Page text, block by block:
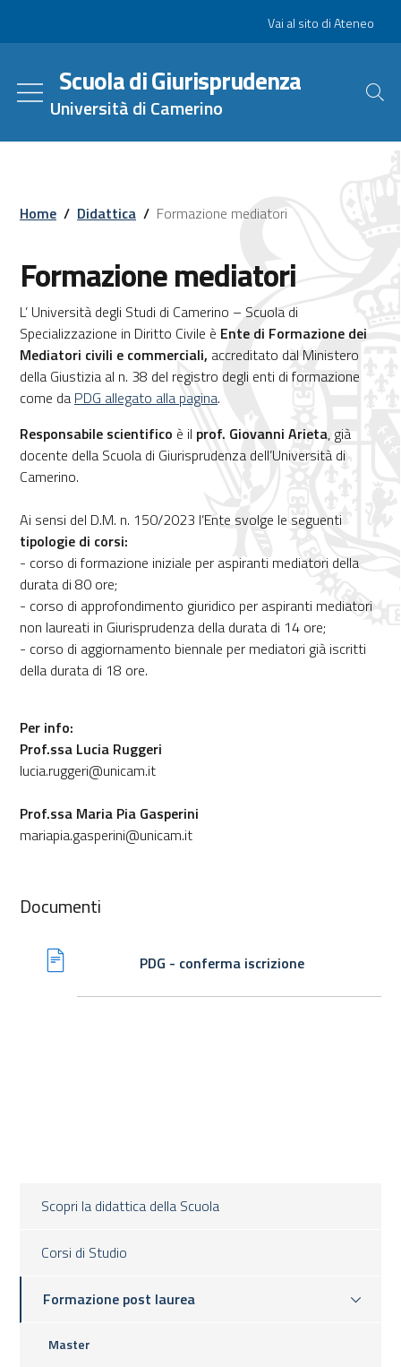
Slim
Vai al sito di Ateneo
Scuola di Giurisprudenza
Università di Camerino
Scopri la didattica della Scuola
Corsi di Studio
Formazione post laurea
Master
Home / Didattica / Formazione mediatori
Formazione mediatori
L’ Università degli Studi di Camerino – Scuola di
Specializzazione in Diritto Civile è Ente di Formazione dei
Mediatori civili e commerciali, accreditato dal Ministero
della Giustizia al n. 38 del registro degli enti di formazione
come da PDG allegato alla pagina.
Responsabile scientifico è il prof. Giovanni Arieta, già
docente della Scuola di Giurisprudenza dell’Università di
Camerino.
Ai sensi del D.M. n. 150/2023 l’Ente svolge le seguenti
tipologie di corsi:
- corso di formazione iniziale per aspiranti mediatori della
durata di 80 ore;
- corso di approfondimento giuridico per aspiranti mediatori
non laureati in Giurisprudenza della durata di 14 ore;
- corso di aggiornamento biennale per mediatori già iscritti
della durata di 18 ore.
Per info:
Prof.ssa Lucia Ruggeri
lucia.ruggeri@unicam.it
Prof.ssa Maria Pia Gasperini
mariapia.gasperini@unicam.it
Documenti
PDG - conferma iscrizione